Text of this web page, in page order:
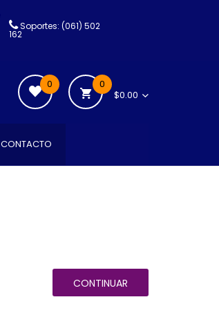
Soportes: (061) 502
162
0
$0.00
0
CONTACTO
CONTINUAR